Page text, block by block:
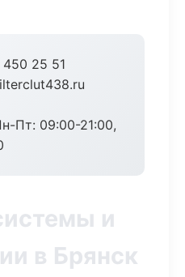
25 51
Пт: 09:00-21:00,
и
в Брянск